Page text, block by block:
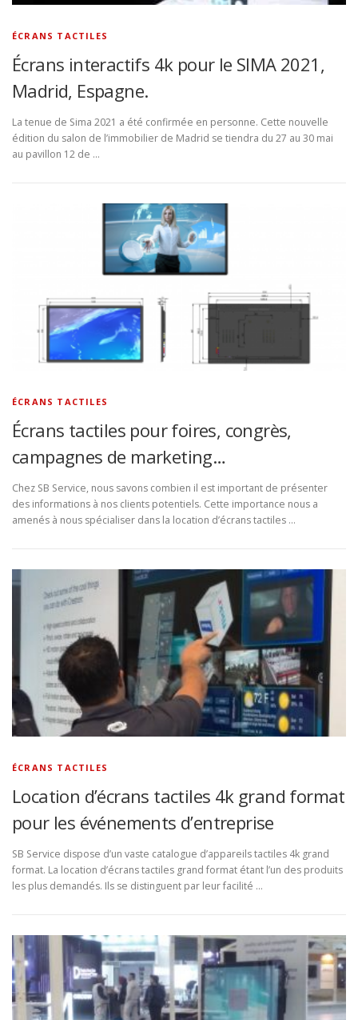
ÉCRANS TACTILES
Écrans interactifs 4k pour le SIMA 2021,
Madrid, Espagne.
La tenue de Sima 2021 a été confirmée en personne. Cette nouvelle
édition du salon de l’immobilier de Madrid se tiendra du 27 au 30 mai
au pavillon 12 de …
ÉCRANS TACTILES
Écrans tactiles pour foires, congrès,
campagnes de marketing…
Chez SB Service, nous savons combien il est important de présenter
des informations à nos clients potentiels. Cette importance nous a
amenés à nous spécialiser dans la location d’écrans tactiles …
ÉCRANS TACTILES
Location d’écrans tactiles 4k grand format
pour les événements d’entreprise
SB Service dispose d’un vaste catalogue d’appareils tactiles 4k grand
format. La location d’écrans tactiles grand format étant l’un des produits
les plus demandés. Ils se distinguent par leur facilité …